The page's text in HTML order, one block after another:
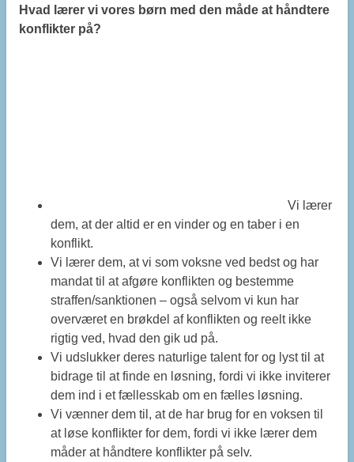
Hvad lærer vi vores børn med den måde at håndtere
konflikter på?
Vi lærer
dem, at der altid er en vinder og en taber i en
konflikt.
Vi lærer dem, at vi som voksne ved bedst og har
mandat til at afgøre konflikten og bestemme
straffen/sanktionen – også selvom vi kun har
overværet en brøkdel af konflikten og reelt ikke
rigtig ved, hvad den gik ud på.
Vi udslukker deres naturlige talent for og lyst til at
bidrage til at finde en løsning, fordi vi ikke inviterer
dem ind i et fællesskab om en fælles løsning.
Vi vænner dem til, at de har brug for en voksen til
at løse konflikter for dem, fordi vi ikke lærer dem
måder at håndtere konflikter på selv.